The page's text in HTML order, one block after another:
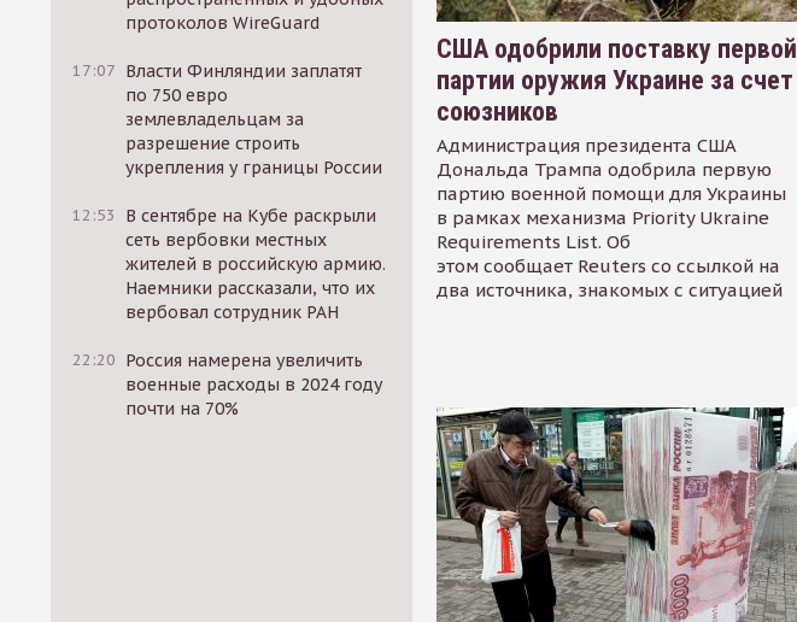
протоколов WireGuard
17:07 Власти Финляндии заплатят
по 750 евро
землевладельцам за
разрешение строить
укрепления у границы России
12:53
В сентябре на Кубе раскрыли
сеть вербовки местных
жителей в российскую армию.
Наемники рассказали, что их
вербовал сотрудник РАН
22:20 Россия намерена увеличить
военные расходы в 2024 году
почти на 70%
США одобрили поставку первой
партии оружия Украине за счет
союзников
Администрация президента США
Дональда Трампа одобрила первую
партию военной помощи для Украины
в рамках механизма Priority Ukraine
Requirements List. Об
этом сообщает Reuters со ссылкой на
два источника, знакомых с ситуацией